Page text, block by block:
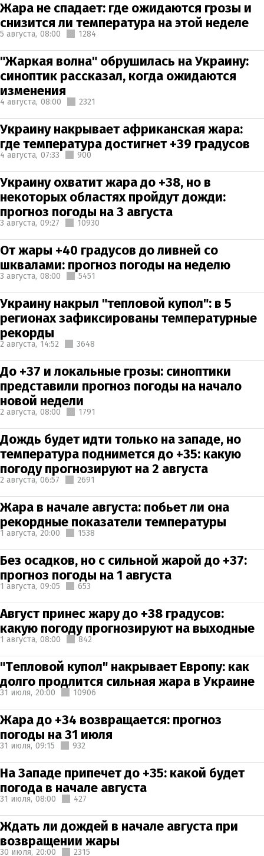
Жара не спадает: где ожидаются грозы и
снизится ли температура на этой неделе
5 августа, 08:00 1284
"Жаркая волна" обрушилась на Украину:
синоптик рассказал, когда ожидаются
изменения
4 августа, 08:00 2321
Украину накрывает африканская жара:
где температура достигнет +39 градусов
4 августа, 07:33 900
Украину охватит жара до +38, но в
некоторых областях пройдут дожди:
прогноз погоды на 3 августа
3 августа, 09:27 10930
От жары +40 градусов до ливней со
шквалами: прогноз погоды на неделю
3 августа, 08:00 5451
Украину накрыл "тепловой купол": в 5
регионах зафиксированы температурные
рекорды
2 августа, 14:52 3648
До +37 и локальные грозы: синоптики
представили прогноз погоды на начало
новой недели
2 августа, 08:00 1791
Дождь будет идти только на западе, но
температура поднимется до +35: какую
погоду прогнозируют на 2 августа
2 августа, 06:57 2691
Жара в начале августа: побьет ли она
рекордные показатели температуры
1 августа, 20:00 1538
Без осадков, но с сильной жарой до +37:
прогноз погоды на 1 августа
1 августа, 09:05 653
Август принес жару до +38 градусов:
какую погоду прогнозируют на выходные
1 августа, 08:00 842
"Тепловой купол" накрывает Европу: как
долго продлится сильная жара в Украине
31 июля, 20:00 10906
Жара до +34 возвращается: прогноз
погоды на 31 июля
31 июля, 09:15 932
На Западе припечет до +35: какой будет
погода в начале августа
31 июля, 08:00 427
Ждать ли дождей в начале августа при
возвращении жары
30 июля, 20:00 2315